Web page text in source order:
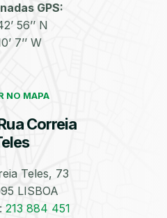
GPS:
56’’ N
7’’ W
NO MAPA
Correia
Teles, 73
LISBOA
213 884 451
Desempeno de
Jantes